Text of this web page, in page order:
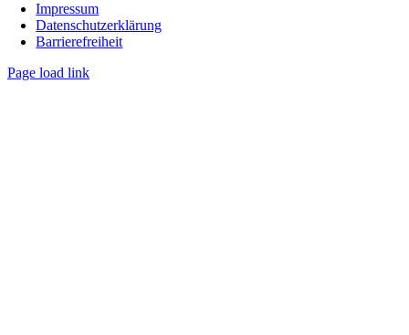
Impressum
Datenschutzerklärung
Barrierefreiheit
Page load link